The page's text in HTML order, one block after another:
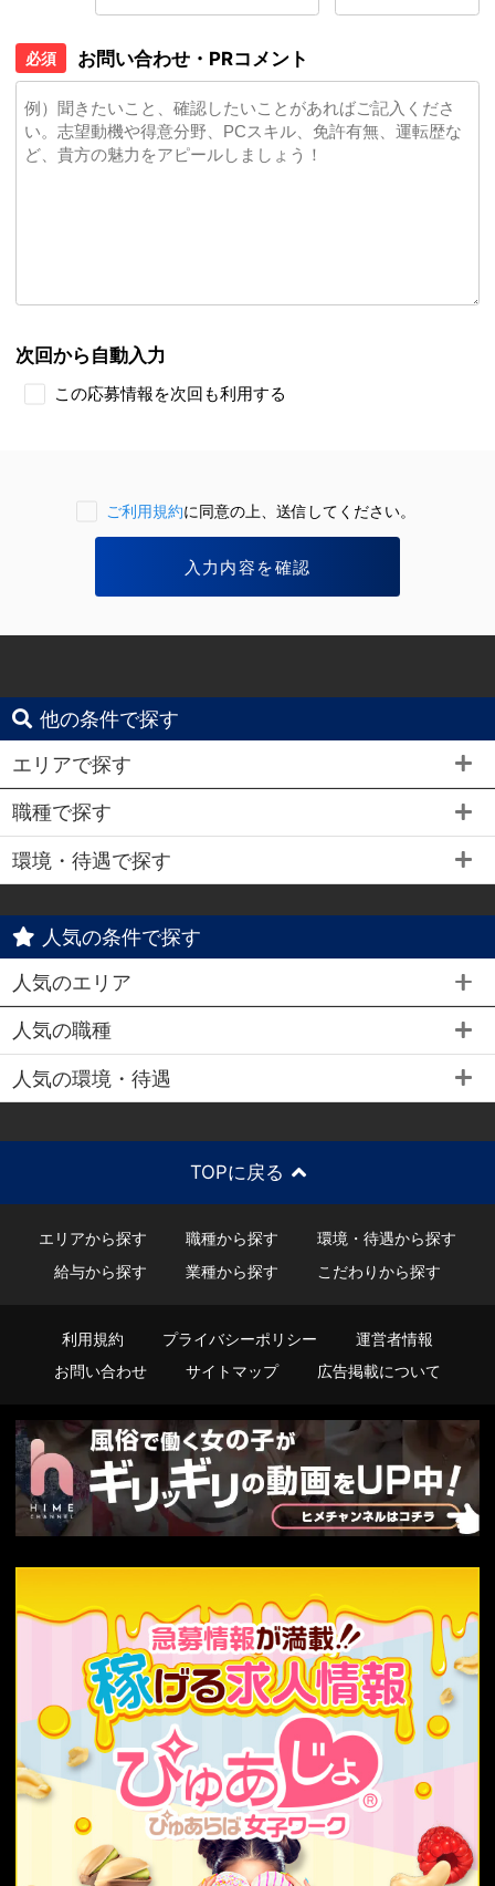
必須 お問い合わせ・PRコメント
次回から自動入力
この応募情報を次回も利用する
ご利用規約に同意の上、送信してください。
他の条件で探す
エリアで探す
職種で探す
環境・待遇で探す
人気の条件で探す
人気のエリア
人気の職種
人気の環境・待遇
TOPに戻る
エリアから探す 職種から探す
環境・待遇から探す
給与から探す
業種から探す こだわりから探す
利用規約 プライバシーポリシー
運営者情報
お問い合わせ
サイトマップ 広告掲載について